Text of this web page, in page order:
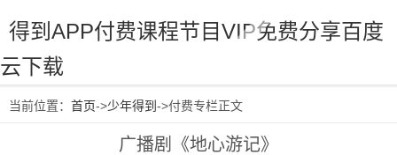
得到APP付费课程节目VIP免费分享百度
云下载
当前位置： 首页->少年得到 ->付费专栏正文
广播剧《地心游记》